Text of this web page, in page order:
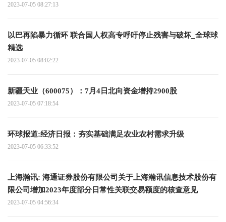
2023-07-05 08:27:13
以巴再陷暴力循环 联合国人权高专呼吁停止残害与破坏_全球球
精选
2023-07-05 08:02:22
新疆天业（600075）：7月4日北向资金增持2900股
2023-07-05 07:18:54
环球报道:经济日报：夯实基础满足农业农村需求升级
2023-07-05 06:33:52
上海瀚讯: 海通证券股份有限公司关于上海瀚讯信息技术股份有
限公司增加2023年度部分日常性关联交易额度的核查意见
2023-07-05 04:56:34